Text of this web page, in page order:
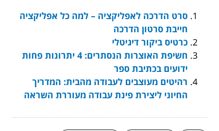
סרט הדרכה לאפליקציה – למה כל אפליקציה
חייבת סרטון הדרכה
כרטיס ביקור דיגיטלי
חשיפת האוצרות הנסתרים: 4 יתרונות פחות
ידועים בכתיבת ספר
רהיטים מעוצבים לעבודה מהבית: המדריך
החיוני ליצירת פינת עבודה מעוררת השראה